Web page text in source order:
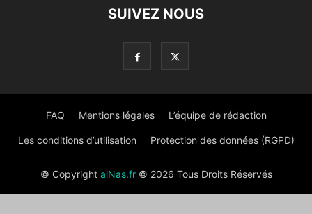
SUIVEZ NOUS
FAQ Mentions légales L’équipe de rédaction
Les conditions d’utilisation Protection des données (RGPD)
© Copyright alNas.fr© 2026 Tous Droits Réservés